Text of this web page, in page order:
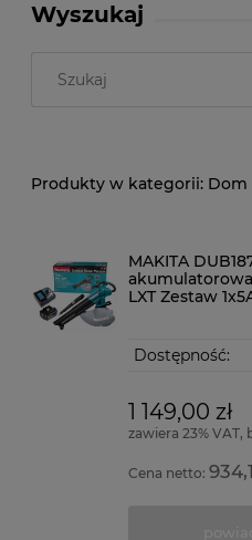
Wyszukaj
Dom
MAKITA
LXT Zestaw
Dostępność:
1 149,00 zł
zawiera 23%
Cena netto: